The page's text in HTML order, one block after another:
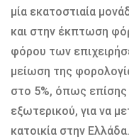
μία εκατοστιαία
και στην έκπτωση
φόρου των
μείωση της
στο 5%, όπως επίσης
εξωτερικού, για να
κατοικία στην Ελλάδα.